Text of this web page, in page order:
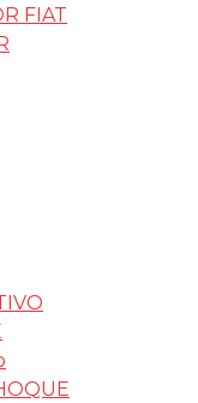
FIAT